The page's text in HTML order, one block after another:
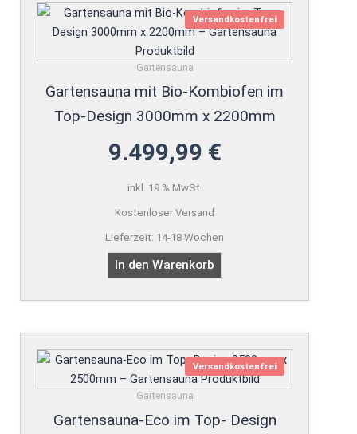
Versandkostenfrei
Gartensauna
Gartensauna mit Bio-Kombiofen im
Top-Design 3000mm x 2200mm
9.499,99 €
inkl. 19 % MwSt.
Kostenloser Versand
Lieferzeit: 14-18 Wochen
In den Warenkorb
Versandkostenfrei
Gartensauna
Gartensauna-Eco im Top- Design